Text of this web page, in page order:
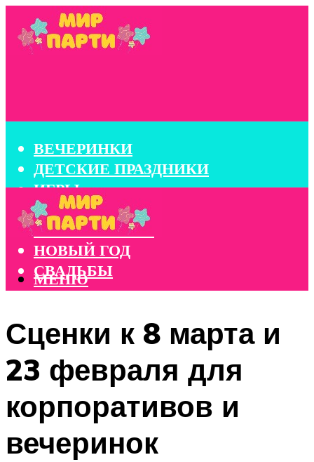
ВЕЧЕРИНКИ
ДЕТСКИЕ ПРАЗДНИКИ
ИГРЫ
КОНКУРСЫ
КОРПОРАТИВЫ
НОВЫЙ ГОД
СВАДЬБЫ
МЕНЮ
Сценки к 8 марта и
23 февраля для
корпоративов и
вечеринок